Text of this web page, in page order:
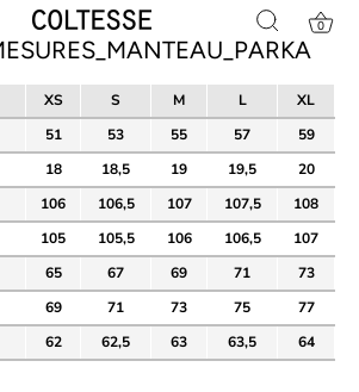
0
XS S M L
XL
51 53 55 57
59
18 18,5 19 19,5
20
106 106,5 107 107,5
108
105 105,5 106 106,5
107
65 67 69 71
73
69 71 73 75
77
62 62,5 63 63,5 64